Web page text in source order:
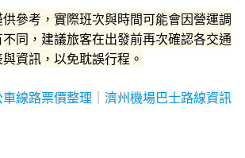
參考，實際班次與時間可能會因營運調
同，建議旅客在出發前再次確認各交通
資訊，以免耽誤行程。
線路票價整理 ｜ 濟州機場巴士路線資訊